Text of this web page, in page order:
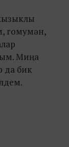
гомумән,
Миңа
да бик